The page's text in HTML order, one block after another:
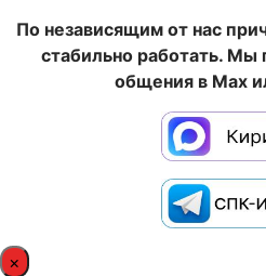
По независящим от нас
стабильно работать. Мы
общения в Max
×